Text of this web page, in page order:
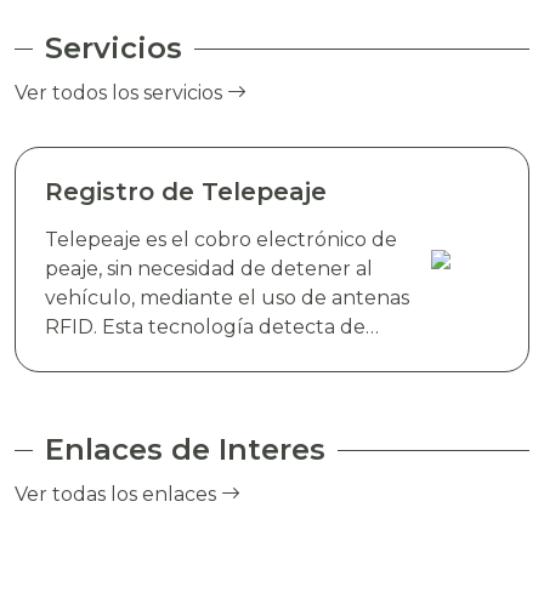
Servicios
Ver todos los servicios
Registro de Telepeaje
Telepeaje es el cobro electrónico de
peaje, sin necesidad de detener al
vehículo, mediante el uso de antenas
RFID. Esta tecnología detecta de
el cobro de peaje a través del debito
usuario.
Enlaces de Interes
Ver todas los enlaces